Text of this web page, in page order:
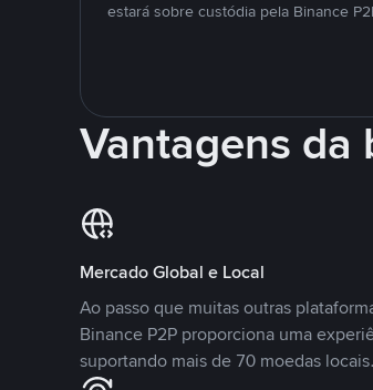
estará sobre custódia pela Binance
Vantagens da
Mercado Global e Local
Ao passo que muitas outras
Binance P2P proporciona uma
suportando mais de 70 moedas locais.